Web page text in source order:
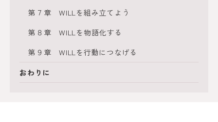
第７章 WILLを組み立てよう
第８章 WILLを物語化する
第９章 WILLを行動につなげる
おわりに